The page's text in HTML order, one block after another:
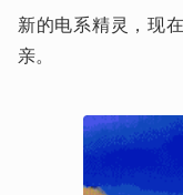
新的电系精灵，现
亲。